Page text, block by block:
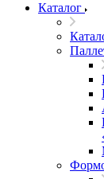
Каталог